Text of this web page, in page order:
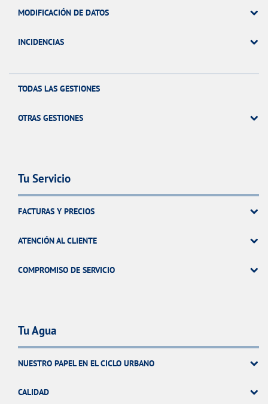
MODIFICACIÓN DE DATOS
INCIDENCIAS
TODAS LAS GESTIONES
OTRAS GESTIONES
Tu Servicio
FACTURAS Y PRECIOS
ATENCIÓN AL CLIENTE
COMPROMISO DE SERVICIO
Tu Agua
NUESTRO PAPEL EN EL CICLO URBANO
CALIDAD